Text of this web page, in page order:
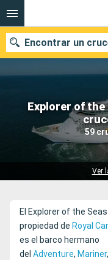
Explorer of
59
Ver
Encontrar un
Nuestros destinos
Fecha de salida
El Explorer of the
propiedad de Royal
es el barco hermano
del Adventure, Mariner,